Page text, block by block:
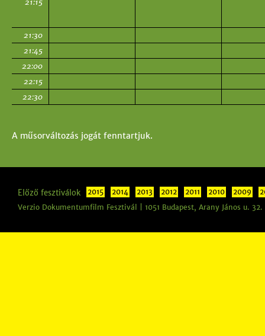
21:30
21:45
22:00
22:15
22:30
A műsorváltozás jogát fenntartjuk.
Előző fesztiválok 2015 2014 2013 2012 2011 2010 2009
Verzio Dokumentumfilm Fesztivál | 1051 Budapest, Arany János u.